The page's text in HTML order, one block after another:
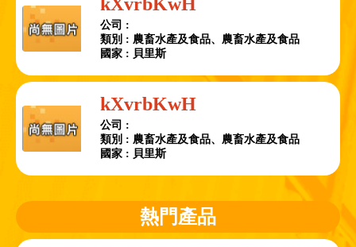
公司 :
類別 : 農畜水產及食品、農畜水產及食品
國家 : 貝里斯
kXvrbKwH
公司 :
類別 : 農畜水產及食品、農畜水產及食品
國家 : 貝里斯
熱門產品